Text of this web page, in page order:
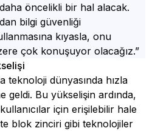
öncelikli bir hal alacak.
bilgi güvenliği
kıyasla, onu
çok konuşuyor olacağız.”
teknoloji dünyasında hızla
geldi. Bu yükselişin ardında,
için erişilebilir hale
blok zinciri gibi teknolojiler